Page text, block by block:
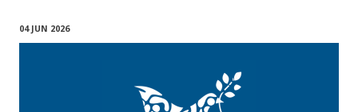
04 JUN 2026